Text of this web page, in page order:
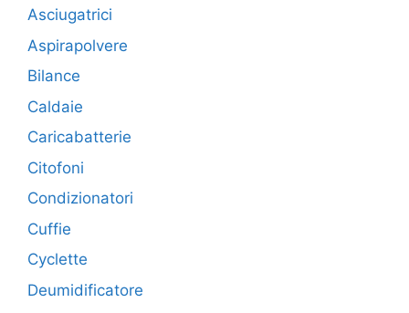
Asciugatrici
Aspirapolvere
Bilance
Caldaie
Caricabatterie
Citofoni
Condizionatori
Cuffie
Cyclette
Deumidificatore